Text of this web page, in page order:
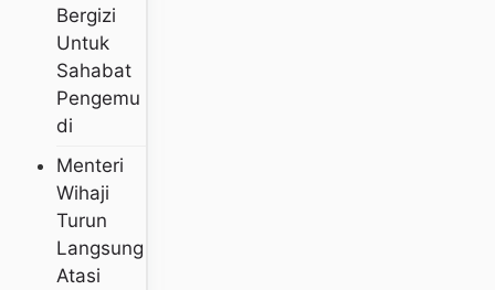
Bergizi
Untuk
Sahabat
Pengemu
Di
Menteri
Wihaji
Turun
Langsung
Atasi